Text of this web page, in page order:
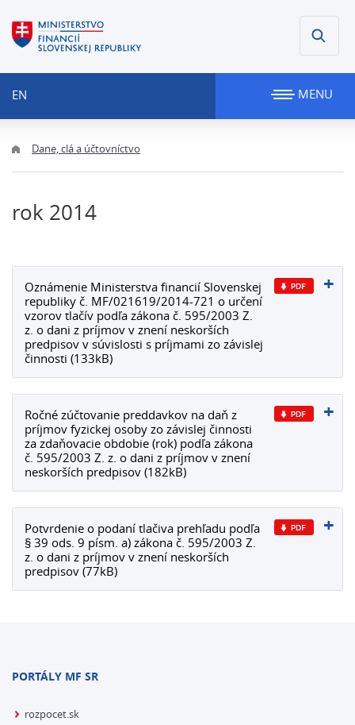
EN MENU
Dane, clá a účtovníctvo
rok 2014
Oznámenie Ministerstva financií Slovenskej
republiky č. MF/021619/2014-721 o určení
vzorov tlačív podľa zákona č. 595/2003 Z.
z. o dani z príjmov v znení neskorších
predpisov v súvislosti s príjmami zo závislej
činnosti (133kB)
Ročné zúčtovanie preddavkov na daň z
príjmov fyzickej osoby zo závislej činnosti
za zdaňovacie obdobie (rok) podľa zákona
č. 595/2003 Z. z. o dani z príjmov v znení
neskorších predpisov (182kB)
Potvrdenie o podaní tlačiva prehľadu podľa
§ 39 ods. 9 písm. a) zákona č. 595/2003 Z.
z. o dani z príjmov v znení neskorších
predpisov (77kB)
PORTÁLY MF SR
rozpocet.sk